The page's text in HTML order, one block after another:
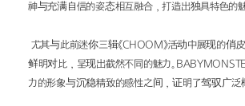
神与充满自信的姿态相互融合，打造出独具特色的
尤其与此前迷你三辑《CHOOM》活动中展现的俏
鲜明对比，呈现出截然不同的魅力。
力的形象与沉稳精致的感性之间，证明了驾驭广泛